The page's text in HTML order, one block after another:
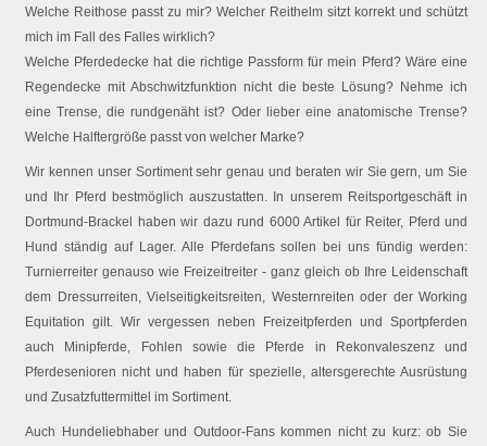
Welche Reithose passt zu mir? Welcher Reithelm sitzt korrekt und schützt
mich im Fall des Falles wirklich?
Welche Pferdedecke hat die richtige Passform für mein Pferd? Wäre eine
Regendecke mit Abschwitzfunktion nicht die beste Lösung? Nehme ich
eine Trense, die rundgenäht ist? Oder lieber eine anatomische Trense?
Welche Halftergröße passt von welcher Marke?
Wir kennen unser Sortiment sehr genau und beraten wir Sie gern, um Sie
und Ihr Pferd bestmöglich auszustatten. In unserem Reitsportgeschäft in
Dortmund-Brackel haben wir dazu rund 6000 Artikel für Reiter, Pferd und
Hund ständig auf Lager. Alle Pferdefans sollen bei uns fündig werden:
Turnierreiter genauso wie Freizeitreiter - ganz gleich ob Ihre Leidenschaft
dem Dressurreiten, Vielseitigkeitsreiten, Westernreiten oder der Working
Equitation gilt. Wir vergessen neben Freizeitpferden und Sportpferden
auch Minipferde, Fohlen sowie die Pferde in Rekonvaleszenz und
Pferdesenioren nicht und haben für spezielle, altersgerechte Ausrüstung
und Zusatzfuttermittel im Sortiment.
Auch Hundeliebhaber und Outdoor-Fans kommen nicht zu kurz: ob Sie